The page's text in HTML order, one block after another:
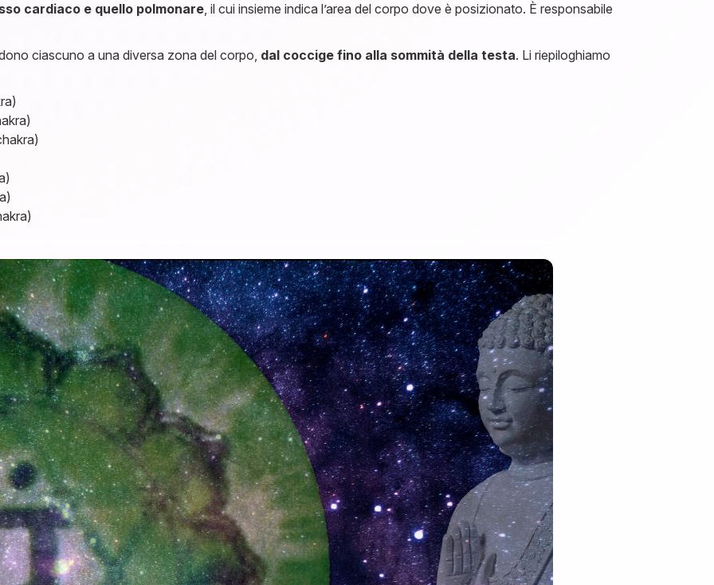
cardiaco e quello polmonare, il cui insieme indica l’area del corpo dove è posizionato. È responsabile
ciascuno a una diversa zona del corpo, dal coccige fino alla sommità della testa. Li riepiloghiamo